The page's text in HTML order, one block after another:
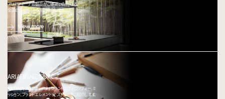
アリアフィーナの製品がご確認いただける、
全国のショールームをご紹介します。
View more
ARIAFINAについて
ARIAFINA(アリアフィーナ) ブランドのフィロソフィー、ミ
ッション、ブランドエレメント、ヒストリーをご紹介します。